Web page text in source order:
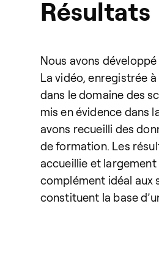
Résultats
Nous avons
La vidéo, enregistrée
dans le domaine des
mis en évidence dans
avons recueilli des
de formation. Les
accueillie et
complément idéal aux
constituent la base